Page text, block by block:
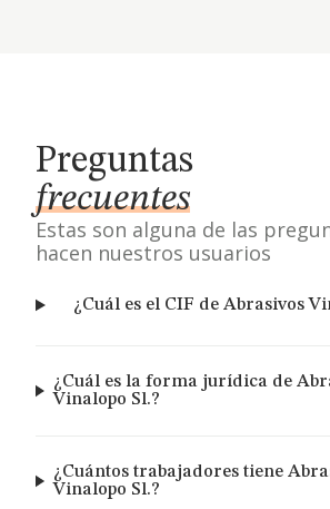
Preguntas
frecuentes
Estas son alguna de las
hacen nuestros usuarios
¿Cuál es el CIF de Abrasivos
¿Cuál es la forma jurídica de
Vinalopo Sl.?
¿Cuántos trabajadores tiene
Vinalopo Sl.?